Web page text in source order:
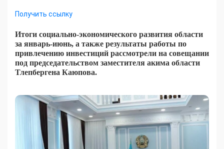
Получить ссылку
Итоги социально-экономического развития области
за январь-июнь, а также результаты работы по
привлечению инвестиций рассмотрели на совещании
под председательством заместителя акима области
Тлепбергена Каюпова.